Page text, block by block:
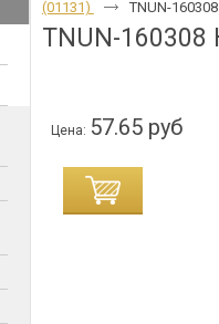
(01131)
TNUN-
TNUN-160308
Цена: 57.65 руб